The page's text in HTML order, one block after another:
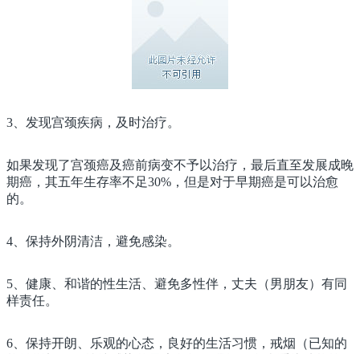
3、发现宫颈疾病，及时治疗。
如果发现了宫颈癌及癌前病变不予以治疗，最后直至发展成晚
期癌，其五年生存率不足30%，但是对于早期癌是可以治愈
的。
4、保持外阴清洁，避免感染。
5、健康、和谐的性生活、避免多性伴，丈夫（男朋友）有同
样责任。
6、保持开朗、乐观的心态，良好的生活习惯，戒烟（已知的